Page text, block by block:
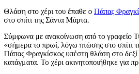
Θλάση στο χέρι του έπαθε ο Πάπας
στο σπίτι της Σάντα Μάρτα.
Σύμφωνα με ανακοίνωση από το γραφείο
«σήμερα το πρωί, λόγω πτώσης στο σπίτι
Πάπας Φραγκίσκος υπέστη θλάση στο δεξί
κατάγματα. Το χέρι ακινητοποιήθηκε για